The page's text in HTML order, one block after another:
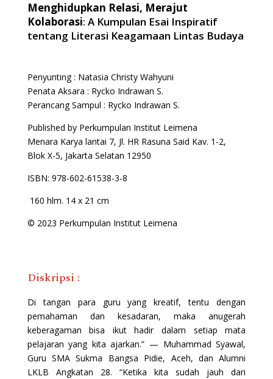
Menghidupkan Relasi, Merajut
Kolaborasi: A Kumpulan Esai Inspiratif
tentang Literasi Keagamaan Lintas Budaya
Penyunting : Natasia Christy Wahyuni
Penata Aksara : Rycko Indrawan S.
Perancang Sampul : Rycko Indrawan S.
Published by Perkumpulan Institut Leimena
Menara Karya lantai 7, Jl. HR Rasuna Said Kav. 1-2,
Blok X-5, Jakarta Selatan 12950
ISBN: 978-602-61538-3-8
160 hlm. 14 x 21 cm
© 2023 Perkumpulan Institut Leimena
Diskripsi :
Di tangan para guru yang kreatif, tentu dengan
pemahaman dan kesadaran, maka anugerah
keberagaman bisa ikut hadir dalam setiap mata
pelajaran yang kita ajarkan.” — Muhammad Syawal,
Guru SMA Sukma Bangsa Pidie, Aceh, dan Alumni
LKLB Angkatan 28. “Ketika kita sudah jauh dari